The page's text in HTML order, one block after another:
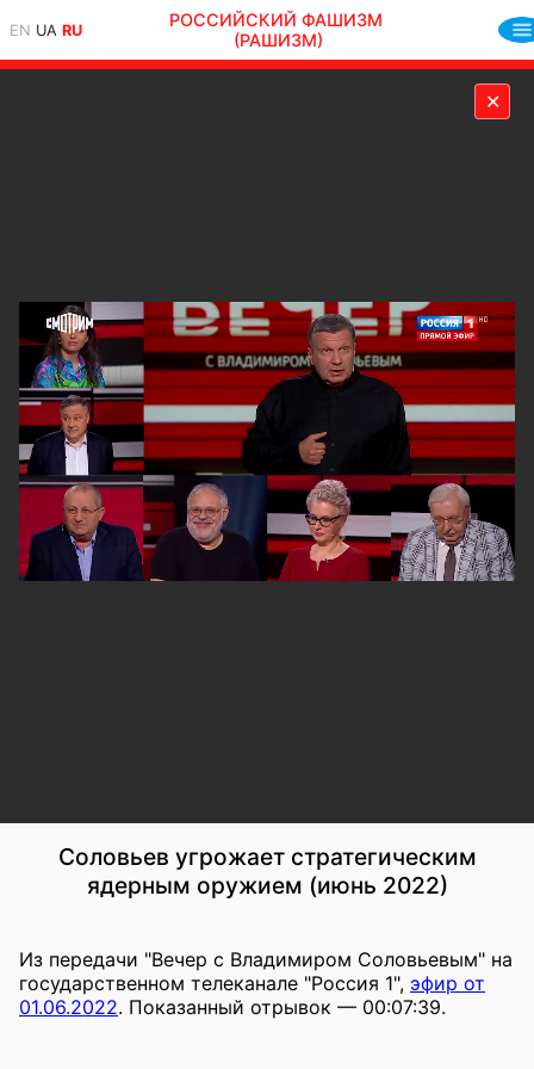
EN UA RU
РОССИЙСКИЙ ФАШИЗМ
(РАШИЗМ)
✕
Соловьев угрожает стратегическим
ядерным оружием (июнь 2022)
Из передачи "Вечер с Владимиром Соловьевым" на
государственном телеканале "Россия 1", эфир от
01.06.2022. Показанный отрывок — 00:07:39.